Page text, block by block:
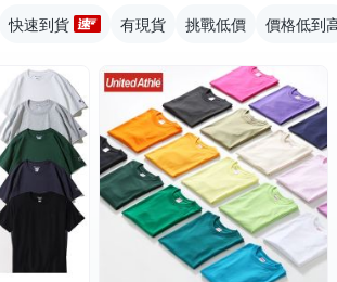
快速到貨 有現貨 挑戰低價 價格低到